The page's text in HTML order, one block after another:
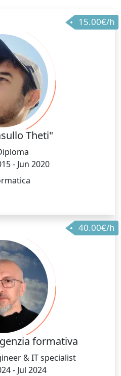
15.00€/h
Theti"
- Jun 2020
40.00€/h
formativa
& IT specialist
- Jul 2024